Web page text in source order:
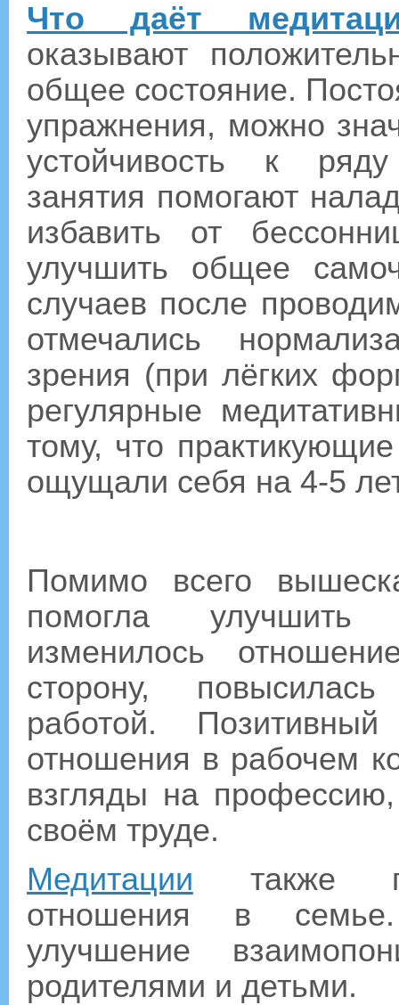
Что даёт
оказывают
общее состояние.
упражнения, можно
устойчивость к
занятия помогают
избавить от
улучшить общее
случаев после
отмечались
зрения (при лёгких
регулярные
тому, что
ощущали себя на 4-5
Помимо всего
помогла улучшить
изменилось
сторону,
работой.
отношения в рабочем
взгляды на
своём труде.
Медитации также
отношения в
улучшение
родителями и детьми.